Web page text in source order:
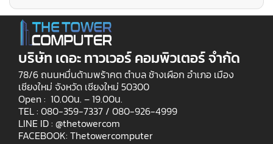
บริษัท เดอะ ทาวเวอร์ คอมพิวเตอร์ จำกัด
78/6 ถนนหมื่นด้ามพร้าคต ตำบล ช้างเผือก อำเภอ เมือง
เชียงใหม่ จังหวัด เชียงใหม่ 50300
Open : 10.00น. – 19.00น.
TEL : 080-359-7337 / 080-926-4999
LINE ID : @thetowercom
FACEBOOK: Thetowercomputer